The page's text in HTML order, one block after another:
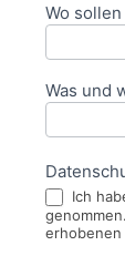
Wo
Was und
Ich